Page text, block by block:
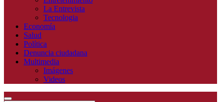
La Entrevista
Tecnologia
Economía
Salud
Política
Denuncia ciudadana
Multimedia
Imágenes
Videos